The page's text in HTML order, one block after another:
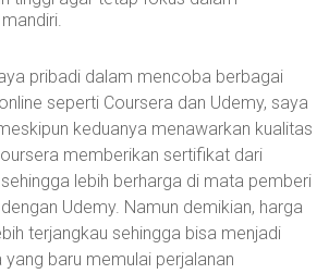
pribadi dalam mencoba berbagai
seperti Coursera dan Udemy, saya
keduanya menawarkan kualitas
memberikan sertifikat dari
lebih berharga di mata pemberi
Udemy. Namun demikian, harga
terjangkau sehingga bisa menjadi
baru memulai perjalanan